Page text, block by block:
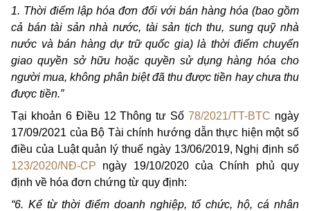
1. Thời điểm lập hóa đơn đối với bán hàng hóa (bao gồm
cả bán tài sản nhà nước, tài sản tịch thu, sung quỹ nhà
nước và bán hàng dự trữ quốc gia) là thời điểm chuyển
giao quyền sở hữu hoặc quyền sử dụng hàng hóa cho
người mua, không phân biệt đã thu được tiền hay chưa thu
được tiền.”
Tại khoản 6 Điều 12 Thông tư Số78/2021/TT-BTC ngày
17/09/2021 của Bộ Tài chính hướng dẫn thực hiện một số
điều của Luật quản lý thuế ngày 13/06/2019, Nghị định số
123/2020/NĐ-CP ngày 19/10/2020 của Chính phủ quy
định về hóa đơn chứng từ quy định:
“6. Kể từ thời điểm doanh nghiệp, tổ chức, hộ, cá nhân